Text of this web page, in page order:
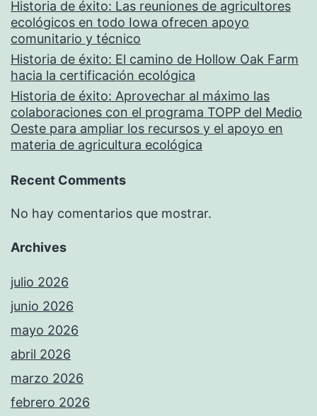
Historia de éxito: Las reuniones de agricultores
ecológicos en todo Iowa ofrecen apoyo
comunitario y técnico
Historia de éxito: El camino de Hollow Oak Farm
hacia la certificación ecológica
Historia de éxito: Aprovechar al máximo las
colaboraciones con el programa TOPP del Medio
Oeste para ampliar los recursos y el apoyo en
materia de agricultura ecológica
Recent Comments
No hay comentarios que mostrar.
Archives
julio 2026
junio 2026
mayo 2026
abril 2026
marzo 2026
febrero 2026